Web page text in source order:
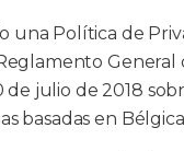
una Política de
General
de julio de 2018
basadas en